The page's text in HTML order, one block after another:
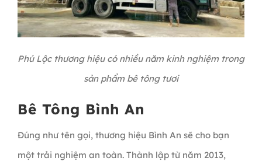
Phú Lộc thương hiệu có nhiều năm kinh nghiệm trong
sản phẩm bê tông tươi
Bê Tông Bình An
Đúng như tên gọi, thương hiệu Bình An sẽ cho bạn
một trải nghiệm an toàn. Thành lập từ năm 2013,